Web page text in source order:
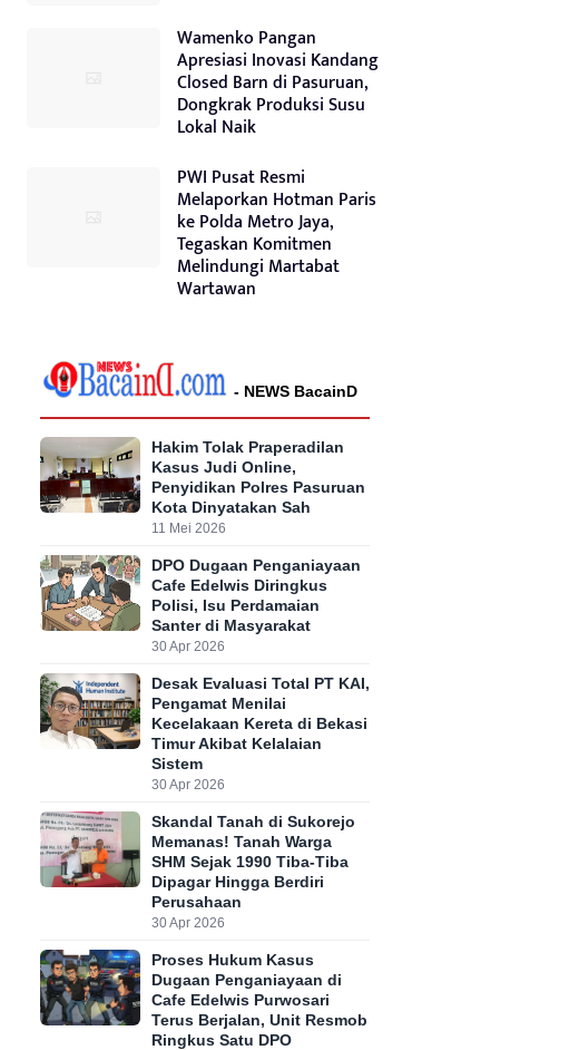
Wamenko Pangan
Apresiasi Inovasi Kandang
Closed Barn di Pasuruan,
Dongkrak Produksi Susu
Lokal Naik
PWI Pusat Resmi
Melaporkan Hotman Paris
ke Polda Metro Jaya,
Tegaskan Komitmen
Melindungi Martabat
Wartawan
- NEWS BacainD
Hakim Tolak Praperadilan
Kasus Judi Online,
Penyidikan Polres Pasuruan
Kota Dinyatakan Sah
11 Mei 2026
DPO Dugaan Penganiayaan
Cafe Edelwis Diringkus
Polisi, Isu Perdamaian
Santer di Masyarakat
30 Apr 2026
Desak Evaluasi Total PT KAI,
Pengamat Menilai
Kecelakaan Kereta di Bekasi
Timur Akibat Kelalaian
Sistem
30 Apr 2026
Skandal Tanah di Sukorejo
Memanas! Tanah Warga
SHM Sejak 1990 Tiba-Tiba
Dipagar Hingga Berdiri
Perusahaan
30 Apr 2026
Proses Hukum Kasus
Dugaan Penganiayaan di
Cafe Edelwis Purwosari
Terus Berjalan, Unit Resmob
Ringkus Satu DPO